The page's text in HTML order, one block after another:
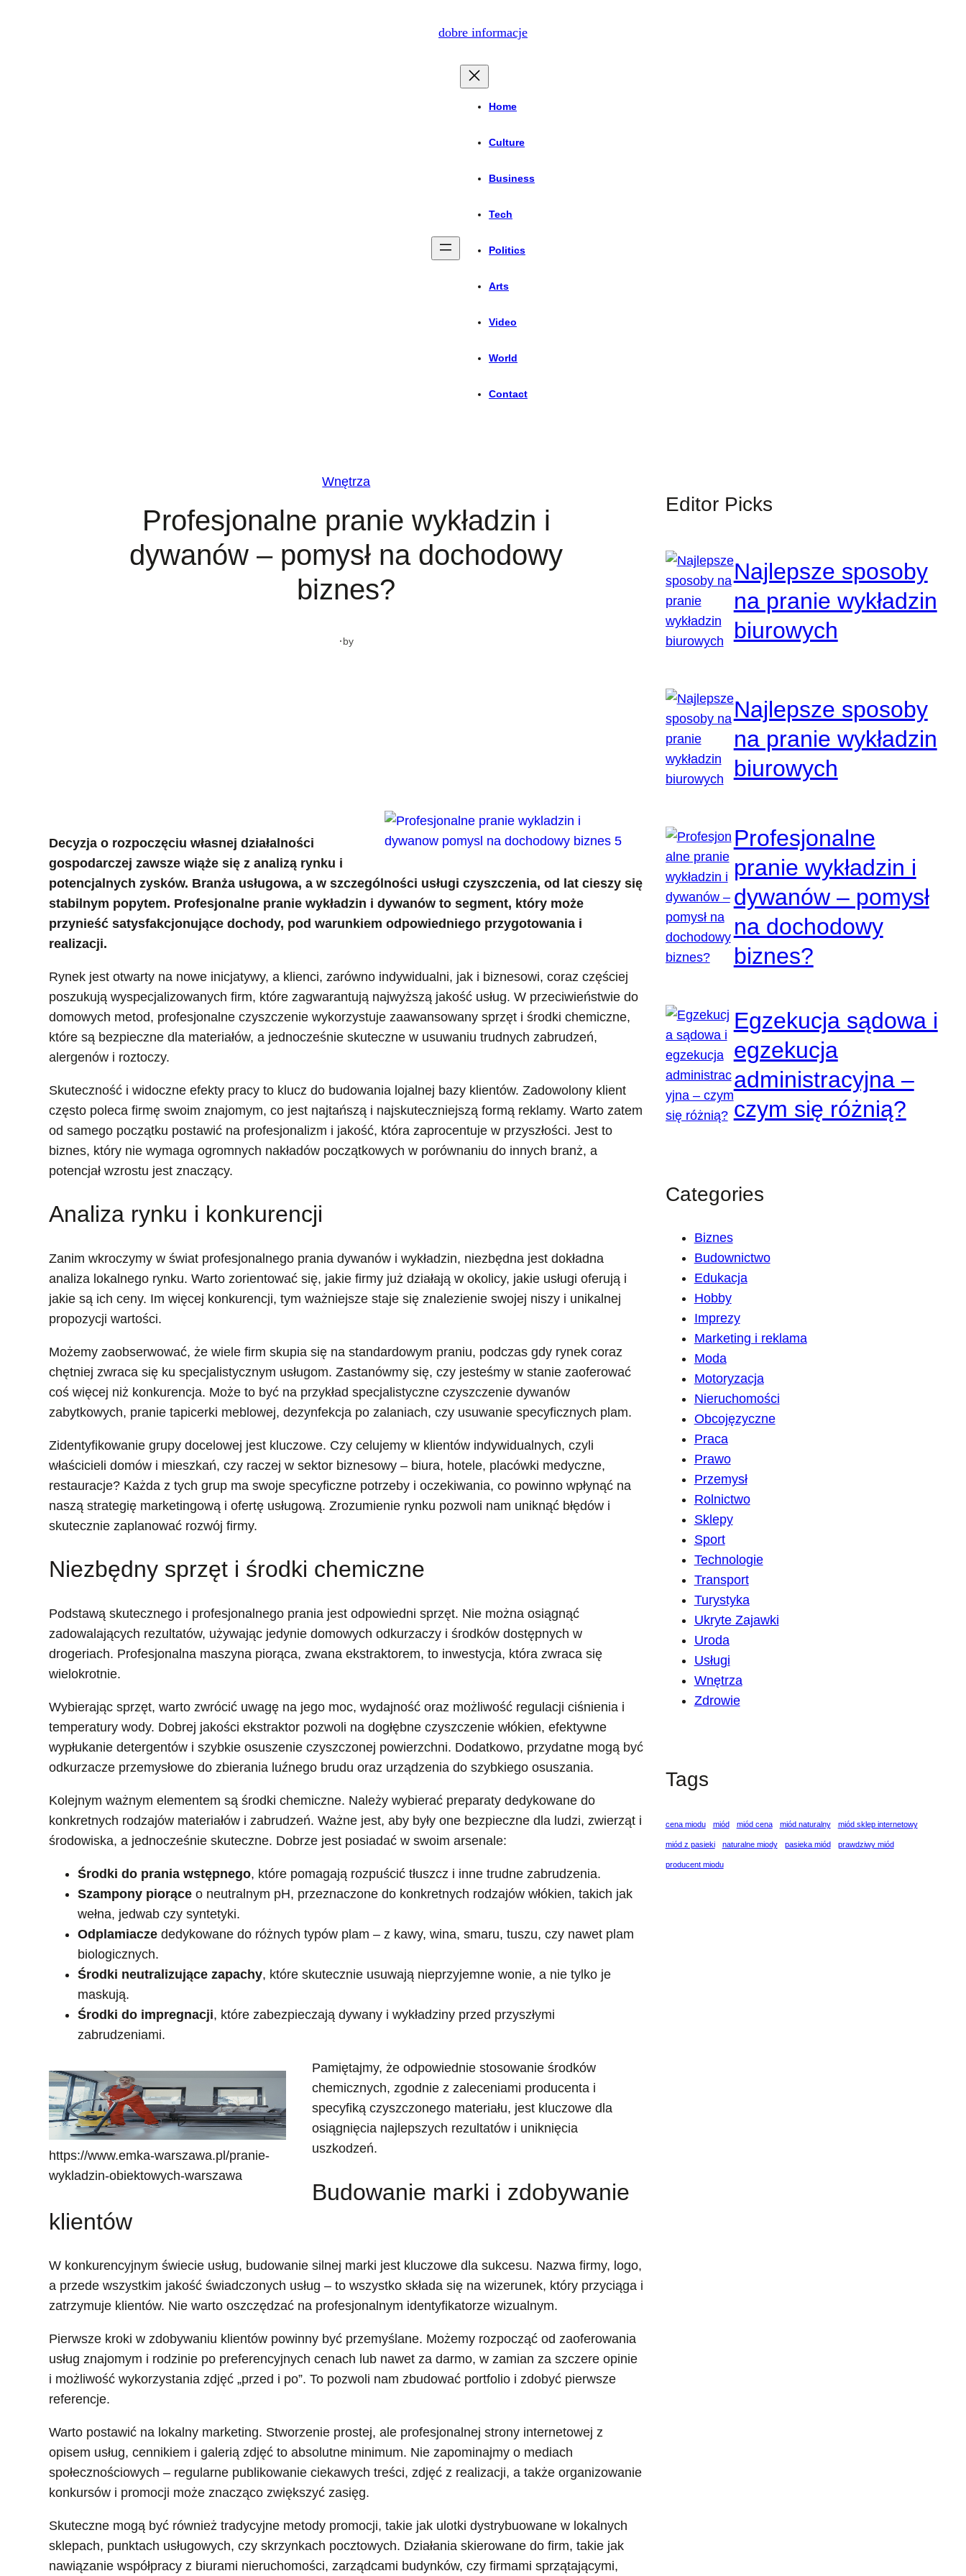
dobre informacje
Home
Culture
Business
Tech
Politics
Arts
Video
World
Contact
Wnętrza
Profesjonalne pranie wykładzin i
dywanów – pomysł na dochodowy
biznes?
·by
Decyzja o rozpoczęciu własnej działalności
gospodarczej zawsze wiąże się z analizą rynku i
potencjalnych zysków. Branża usługowa, a w szczególności usługi czyszczenia, od lat cieszy się
stabilnym popytem. Profesjonalne pranie wykładzin i dywanów to segment, który może
przynieść satysfakcjonujące dochody, pod warunkiem odpowiedniego przygotowania i
realizacji.
Rynek jest otwarty na nowe inicjatywy, a klienci, zarówno indywidualni, jak i biznesowi, coraz częściej
poszukują wyspecjalizowanych firm, które zagwarantują najwyższą jakość usług. W przeciwieństwie do
domowych metod, profesjonalne czyszczenie wykorzystuje zaawansowany sprzęt i środki chemiczne,
które są bezpieczne dla materiałów, a jednocześnie skuteczne w usuwaniu trudnych zabrudzeń,
alergenów i roztoczy.
Skuteczność i widoczne efekty pracy to klucz do budowania lojalnej bazy klientów. Zadowolony klient
często poleca firmę swoim znajomym, co jest najtańszą i najskuteczniejszą formą reklamy. Warto zatem
od samego początku postawić na profesjonalizm i jakość, która zaprocentuje w przyszłości. Jest to
biznes, który nie wymaga ogromnych nakładów początkowych w porównaniu do innych branż, a
potencjał wzrostu jest znaczący.
Analiza rynku i konkurencji
Zanim wkroczymy w świat profesjonalnego prania dywanów i wykładzin, niezbędna jest dokładna
analiza lokalnego rynku. Warto zorientować się, jakie firmy już działają w okolicy, jakie usługi oferują i
jakie są ich ceny. Im więcej konkurencji, tym ważniejsze staje się znalezienie swojej niszy i unikalnej
propozycji wartości.
Możemy zaobserwować, że wiele firm skupia się na standardowym praniu, podczas gdy rynek coraz
chętniej zwraca się ku specjalistycznym usługom. Zastanówmy się, czy jesteśmy w stanie zaoferować
coś więcej niż konkurencja. Może to być na przykład specjalistyczne czyszczenie dywanów
zabytkowych, pranie tapicerki meblowej, dezynfekcja po zalaniach, czy usuwanie specyficznych plam.
Zidentyfikowanie grupy docelowej jest kluczowe. Czy celujemy w klientów indywidualnych, czyli
właścicieli domów i mieszkań, czy raczej w sektor biznesowy – biura, hotele, placówki medyczne,
restauracje? Każda z tych grup ma swoje specyficzne potrzeby i oczekiwania, co powinno wpłynąć na
naszą strategię marketingową i ofertę usługową. Zrozumienie rynku pozwoli nam uniknąć błędów i
skutecznie zaplanować rozwój firmy.
Niezbędny sprzęt i środki chemiczne
Podstawą skutecznego i profesjonalnego prania jest odpowiedni sprzęt. Nie można osiągnąć
zadowalających rezultatów, używając jedynie domowych odkurzaczy i środków dostępnych w
drogeriach. Profesjonalna maszyna piorąca, zwana ekstraktorem, to inwestycja, która zwraca się
wielokrotnie.
Wybierając sprzęt, warto zwrócić uwagę na jego moc, wydajność oraz możliwość regulacji ciśnienia i
temperatury wody. Dobrej jakości ekstraktor pozwoli na dogłębne czyszczenie włókien, efektywne
wypłukanie detergentów i szybkie osuszenie czyszczonej powierzchni. Dodatkowo, przydatne mogą być
odkurzacze przemysłowe do zbierania luźnego brudu oraz urządzenia do szybkiego osuszania.
Kolejnym ważnym elementem są środki chemiczne. Należy wybierać preparaty dedykowane do
konkretnych rodzajów materiałów i zabrudzeń. Ważne jest, aby były one bezpieczne dla ludzi, zwierząt i
środowiska, a jednocześnie skuteczne. Dobrze jest posiadać w swoim arsenale:
Środki do prania wstępnego, które pomagają rozpuścić tłuszcz i inne trudne zabrudzenia.
Szampony piorąceo neutralnym pH, przeznaczone do konkretnych rodzajów włókien, takich jak
wełna, jedwab czy syntetyki.
Odplamiaczededykowane do różnych typów plam – z kawy, wina, smaru, tuszu, czy nawet plam
biologicznych.
Środki neutralizujące zapachy, które skutecznie usuwają nieprzyjemne wonie, a nie tylko je
maskują.
Środki do impregnacji, które zabezpieczają dywany i wykładziny przed przyszłymi
zabrudzeniami.
https://www.emka-warszawa.pl/pranie-
wykladzin-obiektowych-warszawa
Pamiętajmy, że odpowiednie stosowanie środków
chemicznych, zgodnie z zaleceniami producenta i
specyfiką czyszczonego materiału, jest kluczowe dla
osiągnięcia najlepszych rezultatów i uniknięcia
uszkodzeń.
Budowanie marki i zdobywanie
klientów
W konkurencyjnym świecie usług, budowanie silnej marki jest kluczowe dla sukcesu. Nazwa firmy, logo,
a przede wszystkim jakość świadczonych usług – to wszystko składa się na wizerunek, który przyciąga i
zatrzymuje klientów. Nie warto oszczędzać na profesjonalnym identyfikatorze wizualnym.
Pierwsze kroki w zdobywaniu klientów powinny być przemyślane. Możemy rozpocząć od zaoferowania
usług znajomym i rodzinie po preferencyjnych cenach lub nawet za darmo, w zamian za szczere opinie
i możliwość wykorzystania zdjęć „przed i po”. To pozwoli nam zbudować portfolio i zdobyć pierwsze
referencje.
Warto postawić na lokalny marketing. Stworzenie prostej, ale profesjonalnej strony internetowej z
opisem usług, cennikiem i galerią zdjęć to absolutne minimum. Nie zapominajmy o mediach
społecznościowych – regularne publikowanie ciekawych treści, zdjęć z realizacji, a także organizowanie
konkursów i promocji może znacząco zwiększyć zasięg.
Skuteczne mogą być również tradycyjne metody promocji, takie jak ulotki dystrybuowane w lokalnych
sklepach, punktach usługowych, czy skrzynkach pocztowych. Działania skierowane do firm, takie jak
nawiązanie współpracy z biurami nieruchomości, zarządcami budynków, czy firmami sprzątającymi,
Editor Picks
Najlepsze sposoby
na pranie wykładzin
biurowych
Najlepsze sposoby
na pranie wykładzin
biurowych
Profesjonalne
pranie wykładzin i
dywanów – pomysł
na dochodowy
biznes?
Egzekucja sądowa i
egzekucja
administracyjna –
czym się różnią?
Categories
Biznes
Budownictwo
Edukacja
Hobby
Imprezy
Marketing i reklama
Moda
Motoryzacja
Nieruchomości
Obcojęzyczne
Praca
Prawo
Przemysł
Rolnictwo
Sklepy
Sport
Technologie
Transport
Turystyka
Ukryte Zajawki
Uroda
Usługi
Wnętrza
Zdrowie
Tags
cena miodu miód miód cena miód naturalny miód sklep internetowy
miód z pasieki naturalne miody pasieka miód prawdziwy miód
producent miodu